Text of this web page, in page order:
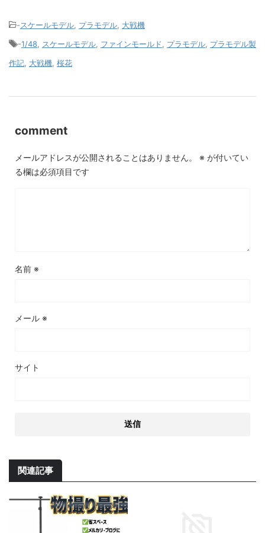
-スケールモデル プラモデル 大戦機
-1/48 スケールモデル ファインモールド プラモデル プラモデル製
作記 大戦機 桜花
comment
メールアドレスが公開されることはありません。 ※ が付いてい
る欄は必須項目です
名前 ※
メール ※
サイト
関連記事